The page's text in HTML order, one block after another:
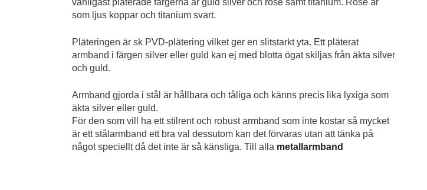
vanligast pläterade färgerna är guld silver och rose samt titanium. Rose är
som ljus koppar och titanium svart.
Pläteringen är sk PVD-plätering vilket ger en slitstarkt yta. Ett pläterat
armband i färgen silver eller guld kan ej med blotta ögat skiljas från äkta silver
och guld.
Armband gjorda i stål är hållbara och tåliga och känns precis lika lyxiga som
äkta silver eller guld.
För den som vill ha ett stilrent och robust armband som inte kostar så mycket
är ett stålarmband ett bra val dessutom kan det förvaras utan att tänka på
något speciellt då det inte är så känsliga. Till alla metallarmband